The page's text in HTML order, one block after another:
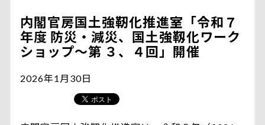
内閣官房国土強靭化推進室「令和７
年度 防災・減災、国土強靱化ワーク
ショップ～第 ３、４回」開催
2026年1月30日